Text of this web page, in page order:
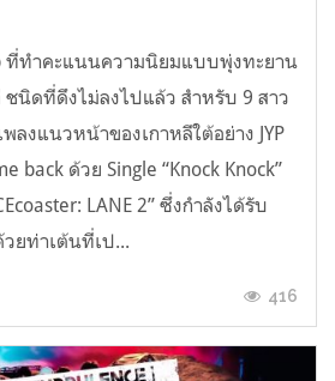
ที่ทำคะแนนความนิยมแบบพุ่งทะยาน
ชนิดที่ดึงไม่ลงไปแล้ว สำหรับ 9 สาว
พลงแนวหน้าของเกาหลีใต้อย่าง JYP
back ด้วย Single “Knock Knock”
LANE 2” ซึ่งกำลังได้รับ
ยท่าเต้นที่เป...
416